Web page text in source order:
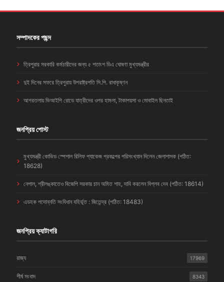
সম্পাদকের পছন্দ
ত্রিপুরার সরকারি কর্মচারীদের জন্য ৫ শতাংশ ডিএ ঘোষণা মুখ্যমন্ত্রীর
দুই দিনের সফরে ত্রিপুরায় উপরাষ্ট্রপতি সি.পি. রাধাকৃষ্ণন
আগরতলায় ভিআইপি রোডে যাত্রীদের ওপর হামলা, টাকাপয়সা ও মোবাইল ছিনতাই
জনপ্রিয় পোস্ট
মুখ্যমন্ত্রী কোভিড স্পেশাল রিলিফ প্যাকেজ প্রকল্পের পরিসংখ্যান দিলেন জেলাশাসক (পঠিত:
18628)
নেপাল, শ্রীলঙ্কাতেও বিজেপি সরকার চান অমিত শাহ, দাবি করলেন বিপ্লব দেব (পঠিত: 18614)
এডহক পদোন্নতি সংবিধান বহির্ভূত : জিতেন্দ্র (পঠিত: 18483)
জনপ্রিয় ক্যাটাগরি
রাজ্য 17969
শীর্ষ সংবাদ 8343